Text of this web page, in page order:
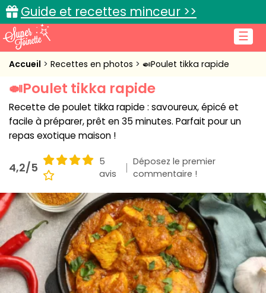
☰
Guide et recettes minceur >>
Accueil
Recettes de cuisine
Cuisine pratique
L'actu cuisine
Connexion
Accueil Recettes en photos 🍛Poulet tikka rapide
🍛Poulet tikka rapide
Recette de poulet tikka rapide : savoureux, épicé et
facile à préparer, prêt en 35 minutes. Parfait pour un
repas exotique maison !
4,2/5
5
avis
Déposez le premier
commentaire !